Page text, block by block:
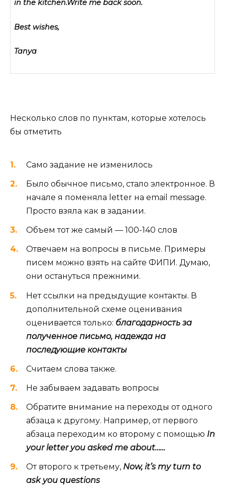
in the kitchen.Write me back soon.
Best wishes,
Tanya
Несколько слов по пунктам, которые хотелось
бы отметить
Само задание не изменилось
Было обычное письмо, стало электронное. В
начале я поменяла letter на email message.
Просто взяла как в задании.
Объем тот же самый — 100-140 слов
Отвечаем на вопросы в письме. Примеры
писем можно взять на сайте ФИПИ. Думаю,
они остануться прежними.
Нет ссылки на предыдущие контакты. В
дополнительной схеме оценивания
оценивается только: благодарность за
полученное письмо, надежда на
последующие контакты
Считаем слова также.
Не забываем задавать вопросы
Обратите внимание на переходы от одного
абзаца к другому. Например, от первого
абзаца переходим ко второму с помощью In
your letter you asked me about……
От второго к третьему, Now, it’s my turn to
ask you questions